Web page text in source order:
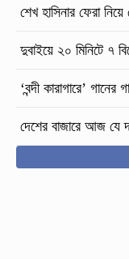
শেখ হাসিনার ফেরা
দুবাইয়ে ২০ মিনিটে ৭
‘বন্দী কারাগারে’
দেশের বাজারে আজ যে